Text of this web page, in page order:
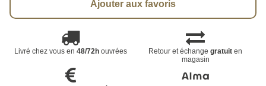
Ajouter aux favoris
Livré chez vous en 48/72houvrées Retour et échangegratuit en
magasin